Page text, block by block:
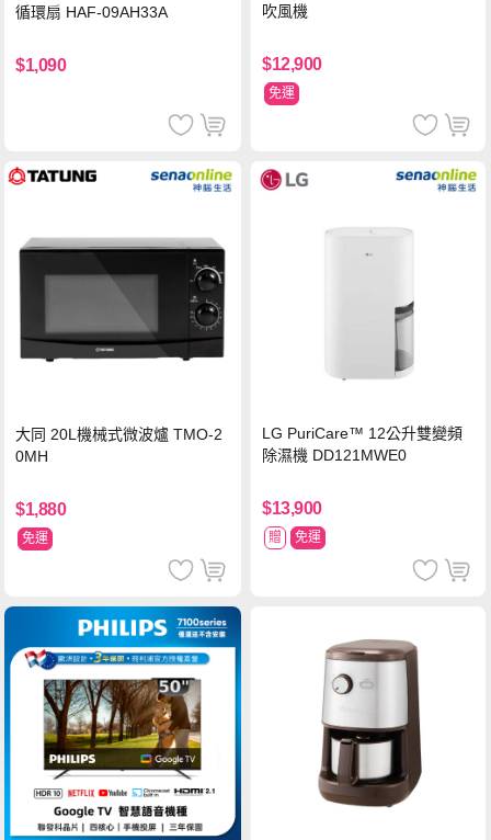
循環扇 HAF-09AH33A
$1,090
吹風機
$12,900
免運
大同 20L機械式微波爐 TMO-2
0MH
$1,880
免運
LG PuriCare™ 12公升雙變頻
除濕機 DD121MWE0
$13,900
贈 免運